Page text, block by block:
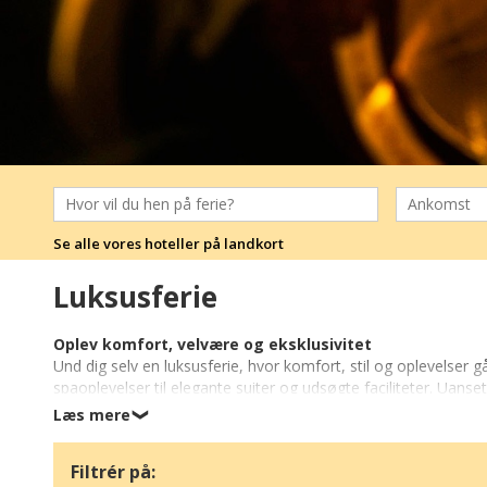
Se alle vores hoteller på landkort
Luksusferie
Oplev komfort, velvære og eksklusivitet
Und dig selv en luksusferie, hvor komfort, stil og oplevelser
spaoplevelser til elegante suiter og udsøgte faciliteter.
naturen, kan du forvente høj kvalitet, personlig service og
højdepunkter, der forkæler både smagsløg og sanser. Du
Læs mere❯
Filtrér på: